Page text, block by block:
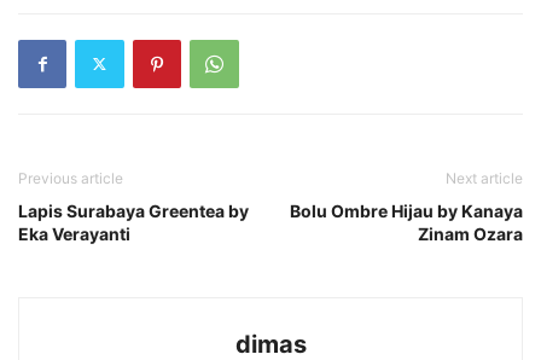
Previous article
Lapis Surabaya Greentea by
Eka Verayanti
Next article
Bolu Ombre Hijau by Kanaya
Zinam Ozara
dimas